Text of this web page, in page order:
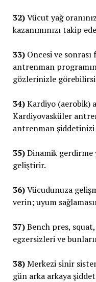
32)Vücut yağ
kazanımınızı takip
33)Öncesi ve sonrası
antrenman
gözlerinizle
34)Kardiyo (aerobik)
Kardiyovasküler
antrenman şiddetinizi
35)Dinamik gerdirme
geliştirir.
36)Vücudunuza
verin; uyum
37)Bench pres,
egzersizleri ve
38)Merkezi sinir
gün arka arkaya